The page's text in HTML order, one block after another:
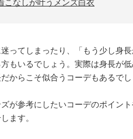
こなしが叶うメンズ白衣
ってしまったり、「もう少し身
もいるでしょう。実際は身長が
からこそ似合うコーデもあるでし
が参考にしたいコーデのポイン
ます。